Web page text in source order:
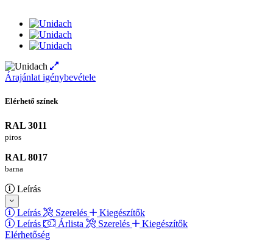
Árajánlat igénybevétele
Elérhető színek
RAL 3011
piros
RAL 8017
barna
Leírás
Leírás Szerelés
Kiegészítők
Leírás
Árlista Szerelés
Kiegészítők
Elérhetőség